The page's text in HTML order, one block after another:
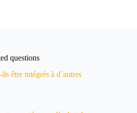
questions
être intégrés à d`autres